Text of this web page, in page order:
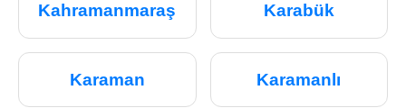
Kahramanmaraş Karabük
Karaman Karamanlı